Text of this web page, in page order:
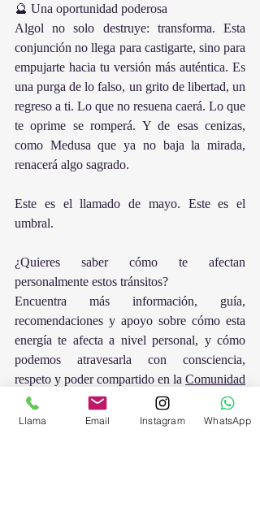
🔮 Una oportunidad poderosa
Algol no solo destruye: transforma. Esta
conjunción no llega para castigarte, sino para
empujarte hacia tu versión más auténtica. Es
una purga de lo falso, un grito de libertad, un
regreso a ti. Lo que no resuena caerá. Lo que
te oprime se romperá. Y de esas cenizas,
como Medusa que ya no baja la mirada,
renacerá algo sagrado.
Este es el llamado de mayo. Este es el
umbral.
¿Quieres saber cómo te afectan
personalmente estos tránsitos?
Encuentra más información, guía,
recomendaciones y apoyo sobre cómo esta
energía te afecta a nivel personal, y cómo
podemos atravesarla con consciencia,
respeto y poder compartido en la Comunidad
o en sesión personal.
Llama Email Instagram WhatsApp